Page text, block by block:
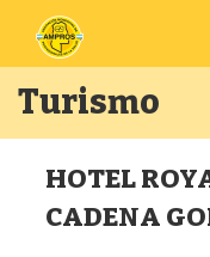
Turismo
HOTEL
CADENA